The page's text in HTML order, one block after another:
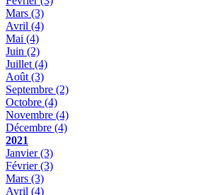
Mars (3)
Avril (4)
Mai (4)
Juin (2)
Juillet(4)
Août(3)
Septembre (2)
Octobre (4)
Novembre (4)
Décembre (4)
2021
Janvier(3)
Février(3)
Mars (3)
Avril (4)